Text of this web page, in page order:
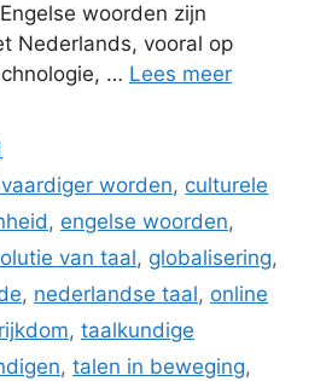
woorden zijn
Nederlands, vooral op
… Lees meer
worden, culturele
, engelse woorden,
van taal, globalisering,
, nederlandse taal, online
rijkdom, taalkundige
, talen in beweging,